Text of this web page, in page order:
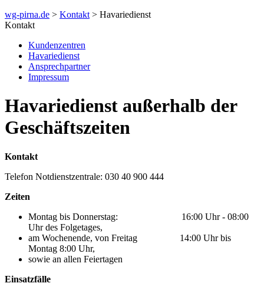
wg-pirna.de > Kontakt > Havariedienst
Kontakt
Kundenzentren
Havariedienst
Ansprechpartner
Impressum
Havariedienst außerhalb der
Geschäftszeiten
Kontakt
Telefon Notdienstzentrale: 030 40 900 444
Zeiten
Montag bis Donnerstag: 16:00 Uhr - 08:00
Uhr des Folgetages,
am Wochenende, von Freitag 14:00 Uhr bis
Montag 8:00 Uhr,
sowie an allen Feiertagen
Einsatzfälle